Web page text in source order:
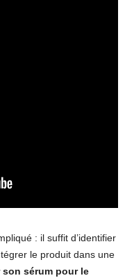
: il suffit d’identifier
le produit dans une
sérum pour le